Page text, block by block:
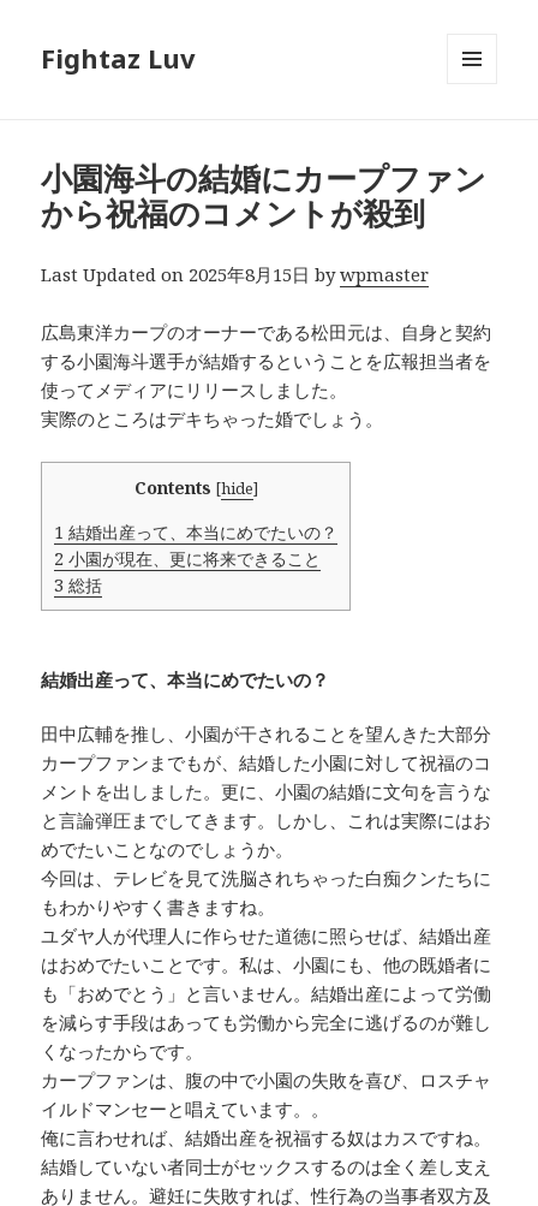
Fightaz Luv
小園海斗の結婚にカープファン
から祝福のコメントが殺到
Last Updated on 2025年8月15日 bywpmaster
広島東洋カープのオーナーである松田元は、自身と契約
する小園海斗選手が結婚するということを広報担当者を
使ってメディアにリリースしました。
実際のところはデキちゃった婚でしょう。
Contents [hide]
1 結婚出産って、本当にめでたいの？
2 小園が現在、更に将来できること
3 総括
結婚出産って、本当にめでたいの？
田中広輔を推し、小園が干されることを望んきた大部分
カープファンまでもが、結婚した小園に対して祝福のコ
メントを出しました。更に、小園の結婚に文句を言うな
と言論弾圧までしてきます。しかし、これは実際にはお
めでたいことなのでしょうか。
今回は、テレビを見て洗脳されちゃった白痴クンたちに
もわかりやすく書きますね。
ユダヤ人が代理人に作らせた道徳に照らせば、結婚出産
はおめでたいことです。私は、小園にも、他の既婚者に
も「おめでとう」と言いません。結婚出産によって労働
を減らす手段はあっても労働から完全に逃げるのが難し
くなったからです。
カープファンは、腹の中で小園の失敗を喜び、ロスチャ
イルドマンセーと唱えています。。
俺に言わせれば、結婚出産を祝福する奴はカスですね。
結婚していない者同士がセックスするのは全く差し支え
ありません。避妊に失敗すれば、性行為の当事者双方及